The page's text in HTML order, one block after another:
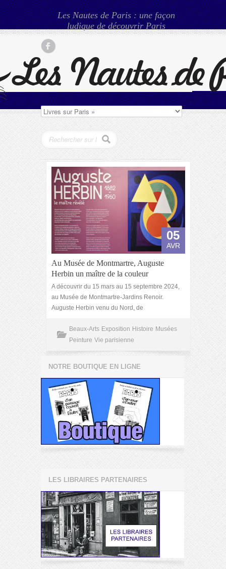
Les Nautes de Paris : une façon
ludique de découvrir Paris
05
AVR
Au Musée de Montmartre, Auguste
Herbin un maître de la couleur
A découvrir du 15 mars au 15 septembre 2024,
au Musée de Montmartre-Jardins Renoir.
Auguste Herbin venu du Nord, de
Beaux-Arts Exposition Histoire Musées
Peinture Vie parisienne
NOTRE BOUTIQUE EN LIGNE
LES LIBRAIRES PARTENAIRES